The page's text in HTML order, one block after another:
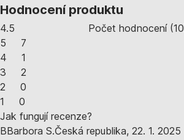
Hodnocení produktu
4.5 Počet hodnocení(10
5
7
4
1
3
2
2
0
1
0
Jak fungují recenze?
BBarbora S.Česká republika, 22. 1. 2025